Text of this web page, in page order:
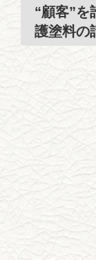
“顧客”
護塗料の